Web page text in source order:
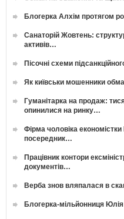
Блогерка Алхім протягом
Санаторій Жовтень:
активів…
Пісочні схеми
Як київськи мошенники
Гуманітарка на продаж:
опинилися на ринку…
Фірма чоловіка
посередник…
Працівник контори
документів…
Верба знов вляпалася в
Блогерка-мільйонниця